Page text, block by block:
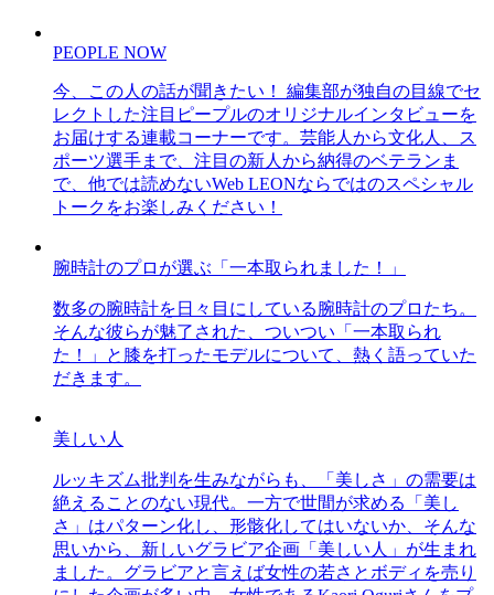
PEOPLE NOW
今、この人の話が聞きたい！ 編集部が独自の目線でセ
レクトした注目ピープルのオリジナルインタビューを
お届けする連載コーナーです。芸能人から文化人、ス
ポーツ選手まで、注目の新人から納得のベテランま
で、他では読めないWeb LEONならではのスペシャル
トークをお楽しみください！
腕時計のプロが選ぶ「一本取られました！」
数多の腕時計を日々目にしている腕時計のプロたち。
そんな彼らが魅了された、ついつい「一本取られ
た！」と膝を打ったモデルについて、熱く語っていた
だきます。
美しい人
ルッキズム批判を生みながらも、「美しさ」の需要は
絶えることのない現代。一方で世間が求める「美し
さ」はパターン化し、形骸化してはいないか、そんな
思いから、新しいグラビア企画「美しい人」が生まれ
ました。グラビアと言えば女性の若さとボディを売り